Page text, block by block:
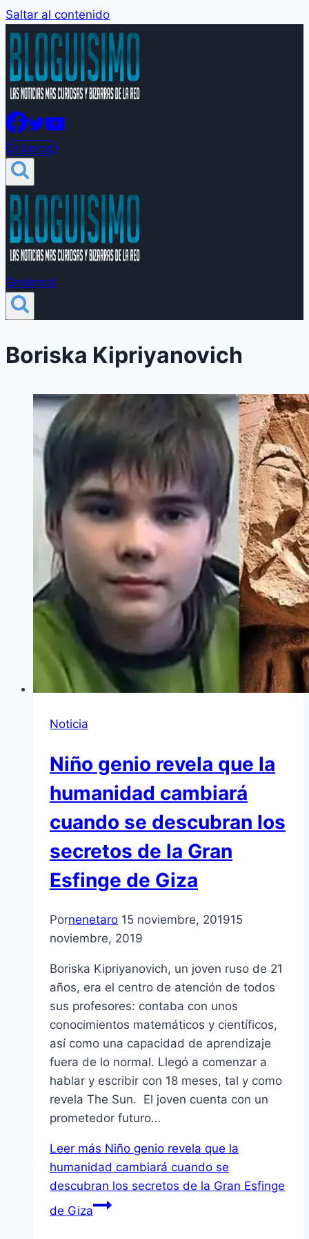
Saltar al contenido
Groleros!
Groleros!
Boriska Kipriyanovich
Noticia
Niño genio revela que la
humanidad cambiará
cuando se descubran los
secretos de la Gran
Esfinge de Giza
Pornenetaro 15 noviembre, 201915
noviembre, 2019
Boriska Kipriyanovich, un joven ruso de 21
años, era el centro de atención de todos
sus profesores: contaba con unos
conocimientos matemáticos y científicos,
así como una capacidad de aprendizaje
fuera de lo normal. Llegó a comenzar a
hablar y escribir con 18 meses, tal y como
revela The Sun. El joven cuenta con un
prometedor futuro…
Leer más Niño genio revela que la
humanidad cambiará cuando se
descubran los secretos de la Gran Esfinge
de Giza